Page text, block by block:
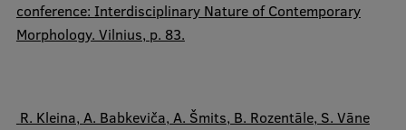
conference: Interdisciplinary Nature of Contemporary
Morphology. Vilnius, p. 83.
R. Kleina, A. Babkeviča, A. Šmits, B. Rozentāle, S. Vāne